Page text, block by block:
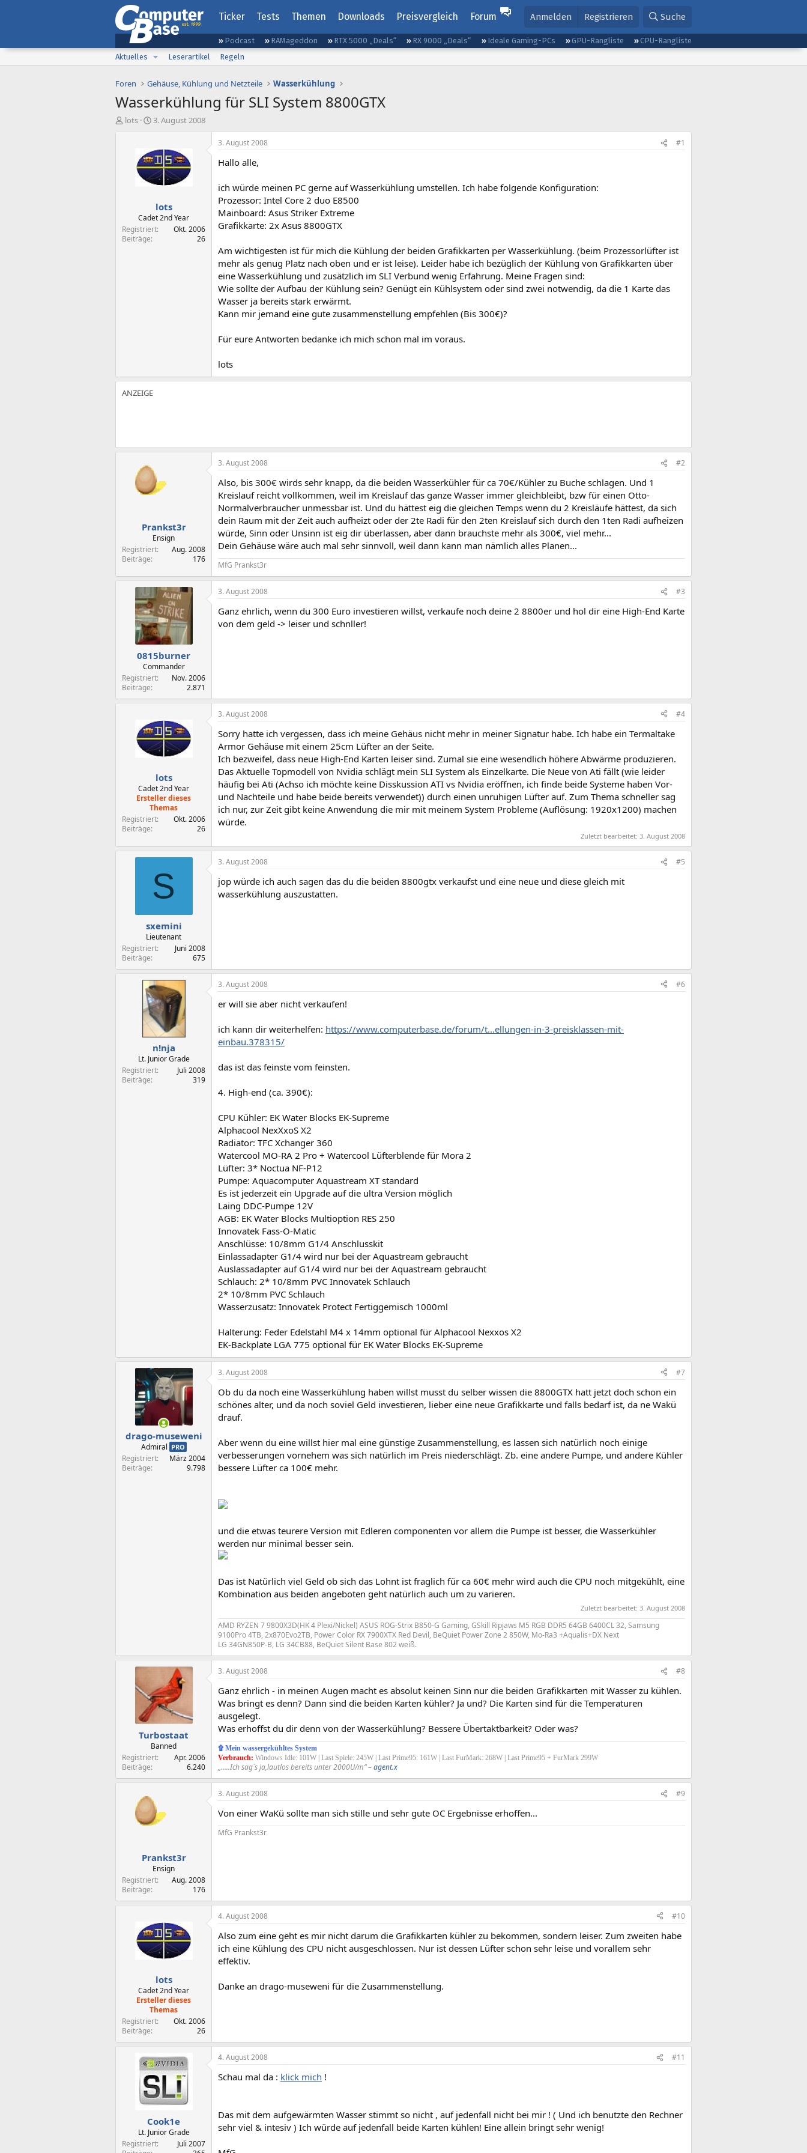
Ticker Tests Themen Downloads Preisvergleich Forum Anmelden Registrieren Suche
Podcast RAMageddon RTX 5000 „Deals“ RX 9000 „Deals“ Ideale Gaming-PCs GPU-Rangliste
CPU-Rangliste
Aktuelles
Leserartikel Regeln
Foren Gehäuse, Kühlung und Netzteile Wasserkühlung
Wasserkühlung für SLI System 8800GTX
E
lots
E
t
e
l
l
a
m
3. August 2008
lots
Cadet 2nd Year
Registriert
Okt. 2006
Beiträge
26
3. August 2008 #1
Hallo alle,
ich würde meinen PC gerne auf Wasserkühlung umstellen. Ich habe folgende Konfiguration:
Prozessor: Intel Core 2 duo E8500
Mainboard: Asus Striker Extreme
Grafikkarte: 2x Asus 8800GTX
Am wichtigesten ist für mich die Kühlung der beiden Grafikkarten per Wasserkühlung. (beim Prozessorlüfter ist
mehr als genug Platz nach oben und er ist leise). Leider habe ich bezüglich der Kühlung von Grafikkarten über
eine Wasserkühlung und zusätzlich im SLI Verbund wenig Erfahrung. Meine Fragen sind:
Wie sollte der Aufbau der Kühlung sein? Genügt ein Kühlsystem oder sind zwei notwendig, da die 1 Karte das
Wasser ja bereits stark erwärmt.
Kann mir jemand eine gute zusammenstellung empfehlen (Bis 300€)?
Für eure Antworten bedanke ich mich schon mal im voraus.
lots
Prankst3r
Ensign
Registriert
Aug. 2008
Beiträge
176
3. August 2008 #2
Also, bis 300€ wirds sehr knapp, da die beiden Wasserkühler für ca 70€/Kühler zu Buche schlagen. Und 1
Kreislauf reicht vollkommen, weil im Kreislauf das ganze Wasser immer gleichbleibt, bzw für einen Otto-
Normalverbraucher unmessbar ist. Und du hättest eig die gleichen Temps wenn du 2 Kreisläufe hättest, da sich
dein Raum mit der Zeit auch aufheizt oder der 2te Radi für den 2ten Kreislauf sich durch den 1ten Radi aufheizen
würde, Sinn oder Unsinn ist eig dir überlassen, aber dann brauchste mehr als 300€, viel mehr...
Dein Gehäuse wäre auch mal sehr sinnvoll, weil dann kann man nämlich alles Planen...
MfG Prankst3r
0815burner
Commander
Registriert
Nov. 2006
Beiträge
2.871
3. August 2008 #3
Ganz ehrlich, wenn du 300 Euro investieren willst, verkaufe noch deine 2 8800er und hol dir eine High-End Karte
von dem geld -> leiser und schnller!
lots
Cadet 2nd Year
Ersteller dieses
Themas
Registriert
Okt. 2006
Beiträge
26
3. August 2008 #4
Sorry hatte ich vergessen, dass ich meine Gehäus nicht mehr in meiner Signatur habe. Ich habe ein Termaltake
Armor Gehäuse mit einem 25cm Lüfter an der Seite.
Ich bezweifel, dass neue High-End Karten leiser sind. Zumal sie eine wesendlich höhere Abwärme produzieren.
Das Aktuelle Topmodell von Nvidia schlägt mein SLI System als Einzelkarte. Die Neue von Ati fällt (wie leider
häufig bei Ati (Achso ich möchte keine Disskussion ATI vs Nvidia eröffnen, ich finde beide Systeme haben Vor-
und Nachteile und habe beide bereits verwendet)) durch einen unruhigen Lüfter auf. Zum Thema schneller sag
ich nur, zur Zeit gibt keine Anwendung die mir mit meinem System Probleme (Auflösung: 1920x1200) machen
würde.
Zuletzt bearbeitet: 3. August 2008
S
sxemini
Lieutenant
Registriert
Juni 2008
Beiträge
675
3. August 2008 #5
jop würde ich auch sagen das du die beiden 8800gtx verkaufst und eine neue und diese gleich mit
wasserkühlung auszustatten.
n!nja
Lt. Junior Grade
Registriert
Juli 2008
Beiträge
319
3. August 2008 #6
er will sie aber nicht verkaufen!
ich kann dir weiterhelfen: https://www.computerbase.de/forum/t...ellungen-in-3-preisklassen-mit-
einbau.378315/
das ist das feinste vom feinsten.
4. High-end (ca. 390€):
CPU Kühler: EK Water Blocks EK-Supreme
Alphacool NexXxoS X2
Radiator: TFC Xchanger 360
Watercool MO-RA 2 Pro + Watercool Lüfterblende für Mora 2
Lüfter: 3* Noctua NF-P12
Pumpe: Aquacomputer Aquastream XT standard
Es ist jederzeit ein Upgrade auf die ultra Version möglich
Laing DDC-Pumpe 12V
AGB: EK Water Blocks Multioption RES 250
Innovatek Fass-O-Matic
Anschlüsse: 10/8mm G1/4 Anschlusskit
Einlassadapter G1/4 wird nur bei der Aquastream gebraucht
Auslassadapter auf G1/4 wird nur bei der Aquastream gebraucht
Schlauch: 2* 10/8mm PVC Innovatek Schlauch
2* 10/8mm PVC Schlauch
Wasserzusatz: Innovatek Protect Fertiggemisch 1000ml
Halterung: Feder Edelstahl M4 x 14mm optional für Alphacool Nexxos X2
EK-Backplate LGA 775 optional für EK Water Blocks EK-Supreme
drago-museweni
Admiral PRO
Registriert
März 2004
Beiträge
9.798
3. August 2008 #7
Ob du da noch eine Wasserkühlung haben willst musst du selber wissen die 8800GTX hatt jetzt doch schon ein
schönes alter, und da noch soviel Geld investieren, lieber eine neue Grafikkarte und falls bedarf ist, da ne Wakü
drauf.
Aber wenn du eine willst hier mal eine günstige Zusammenstellung, es lassen sich natürlich noch einige
verbesserungen vornehem was sich natürlich im Preis niederschlägt. Zb. eine andere Pumpe, und andere Kühler
bessere Lüfter ca 100€ mehr.
und die etwas teurere Version mit Edleren componenten vor allem die Pumpe ist besser, die Wasserkühler
werden nur minimal besser sein.
Das ist Natürlich viel Geld ob sich das Lohnt ist fraglich für ca 60€ mehr wird auch die CPU noch mitgekühlt, eine
Kombination aus beiden angeboten geht natürlich auch um zu varieren.
Zuletzt bearbeitet: 3. August 2008
AMD RYZEN 7 9800X3D(HK 4 Plexi/Nickel) ASUS ROG-Strix B850-G Gaming, GSkill Ripjaws M5 RGB DDR5 64GB 6400CL 32, Samsung
9100Pro 4TB, 2x870Evo2TB, Power Color RX 7900XTX Red Devil, BeQuiet Power Zone 2 850W, Mo-Ra3 +Aqualis+DX Next
LG 34GN850P-B, LG 34CB88, BeQuiet Silent Base 802 weiß.
Turbostaat
Banned
Registriert
Apr. 2006
Beiträge
6.240
3. August 2008 #8
Ganz ehrlich - in meinen Augen macht es absolut keinen Sinn nur die beiden Grafikkarten mit Wasser zu kühlen.
Was bringt es denn? Dann sind die beiden Karten kühler? Ja und? Die Karten sind für die Temperaturen
ausgelegt.
Was erhoffst du dir denn von der Wasserkühlung? Bessere Übertaktbarkeit? Oder was?
۩ Mein wassergekühltes System
Verbrauch: Windows Idle: 101W | Last Spiele: 245W | Last Prime95: 161W | Last FurMark: 268W | Last Prime95 + FurMark 299W
„.....Ich sag´s ja,lautlos bereits unter 2000U/m“ –agent.x
Prankst3r
Ensign
Registriert
Aug. 2008
Beiträge
176
3. August 2008 #9
Von einer WaKü sollte man sich stille und sehr gute OC Ergebnisse erhoffen...
MfG Prankst3r
lots
Cadet 2nd Year
Ersteller dieses
Themas
Registriert
Okt. 2006
Beiträge
26
4. August 2008 #10
Also zum eine geht es mir nicht darum die Grafikkarten kühler zu bekommen, sondern leiser. Zum zweiten habe
ich eine Kühlung des CPU nicht ausgeschlossen. Nur ist dessen Lüfter schon sehr leise und vorallem sehr
effektiv.
Danke an drago-museweni für die Zusammenstellung.
Cook1e
Lt. Junior Grade
Registriert
Juli 2007
4. August 2008 #11
Schau mal da : klick mich !
Das mit dem aufgewärmten Wasser stimmt so nicht , auf jedenfall nicht bei mir ! ( Und ich benutzte den Rechner
sehr viel & intesiv ) Ich würde auf jedenfall beide Karten kühlen! Eine allein bringt sehr wenig!